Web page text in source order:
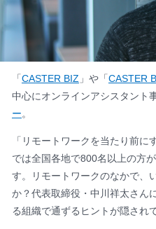
「CASTER BIZ 」や「CASTER
中心にオンラインアシスタント
ー。
「リモートワークを当たり前
では全国各地で800名以上の方
す。リモートワークのなかで、
か？代表取締役・中川祥太さん
る組織で通ずるヒントが隠され